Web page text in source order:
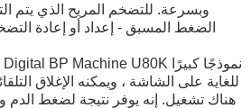
وبسرعة. للتضخم المريح الذي يتم
الضغط المسبق - إعداد أو إعادة
هناك تشغيل. إنه يوفر نتيجة لضغط الدم